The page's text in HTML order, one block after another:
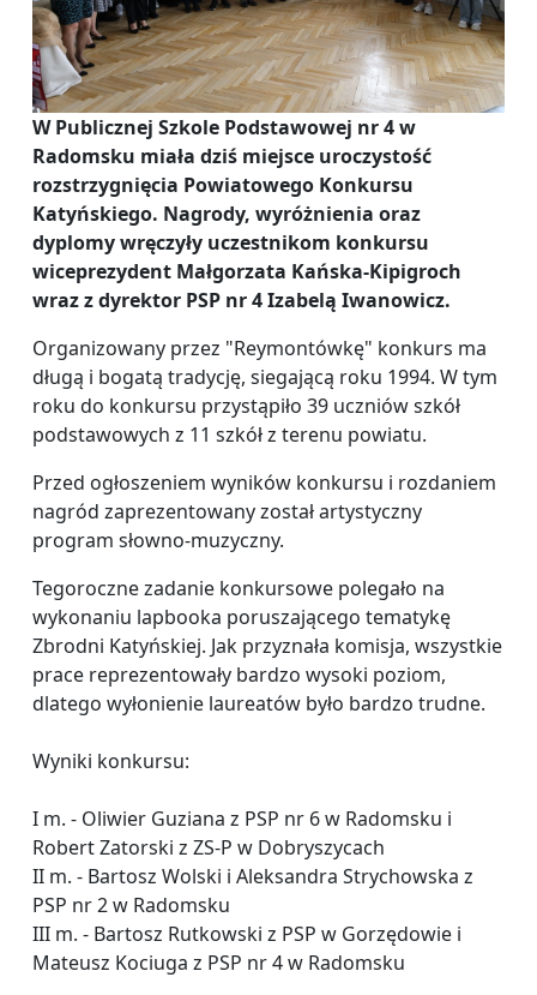
W Publicznej Szkole Podstawowej nr 4 w
Radomsku miała dziś miejsce uroczystość
rozstrzygnięcia Powiatowego Konkursu
Katyńskiego. Nagrody, wyróżnienia oraz
dyplomy wręczyły uczestnikom konkursu
wiceprezydent Małgorzata Kańska-Kipigroch
wraz z dyrektor PSP nr 4 Izabelą Iwanowicz.
Organizowany przez "Reymontówkę" konkurs ma
długą i bogatą tradycję, siegającą roku 1994. W tym
roku do konkursu przystąpiło 39 uczniów szkół
podstawowych z 11 szkół z terenu powiatu.
Przed ogłoszeniem wyników konkursu i rozdaniem
nagród zaprezentowany został artystyczny
program słowno-muzyczny.
Tegoroczne zadanie konkursowe polegało na
wykonaniu lapbooka poruszającego tematykę
Zbrodni Katyńskiej. Jak przyznała komisja, wszystkie
prace reprezentowały bardzo wysoki poziom,
dlatego wyłonienie laureatów było bardzo trudne.
Wyniki konkursu:
I m. - Oliwier Guziana z PSP nr 6 w Radomsku i
Robert Zatorski z ZS-P w Dobryszycach
II m. - Bartosz Wolski i Aleksandra Strychowska z
PSP nr 2 w Radomsku
III m. - Bartosz Rutkowski z PSP w Gorzędowie i
Mateusz Kociuga z PSP nr 4 w Radomsku